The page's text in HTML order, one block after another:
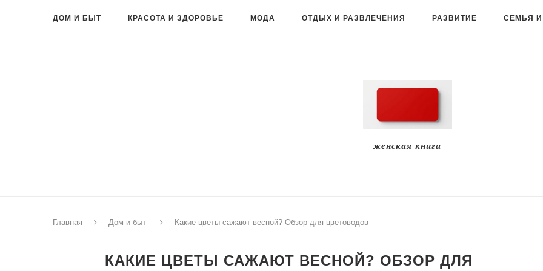
ДОМ И БЫТ КРАСОТА И ЗДОРОВЬЕ МОДА ОТДЫХ И РАЗВЛЕЧЕНИЯ РАЗВИТИЕ СЕМЬЯ И
женская книга
Главная Дом и быт Какие цветы сажают весной? Обзор для цветоводов
КАКИЕ ЦВЕТЫ САЖАЮТ ВЕСНОЙ? ОБЗОР ДЛЯ